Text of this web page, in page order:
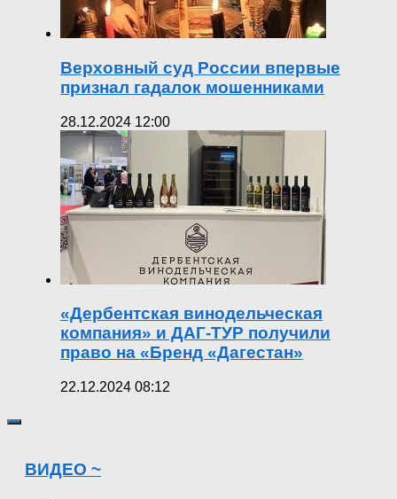
Верховный суд России впервые
признал гадалок мошенниками
28.12.2024 12:00
«Дербентская винодельческая
компания» и ДАГ-ТУР получили
право на «Бренд «Дагестан»
22.12.2024 08:12
ВИДЕО ~